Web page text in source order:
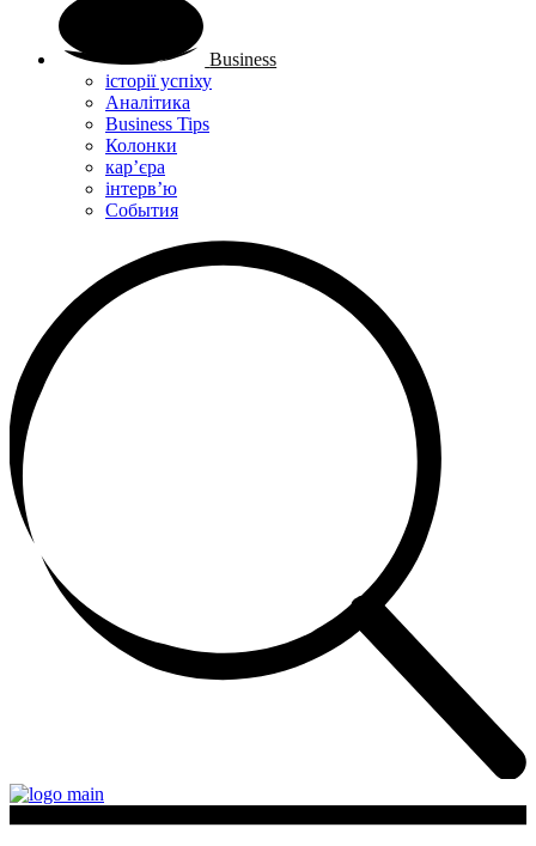
Business
історії успіху
Аналітика
Business Tips
Колонки
кар’єра
інтерв’ю
Cобытия